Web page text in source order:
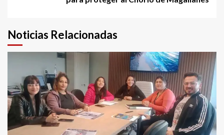
Noticias Relacionadas